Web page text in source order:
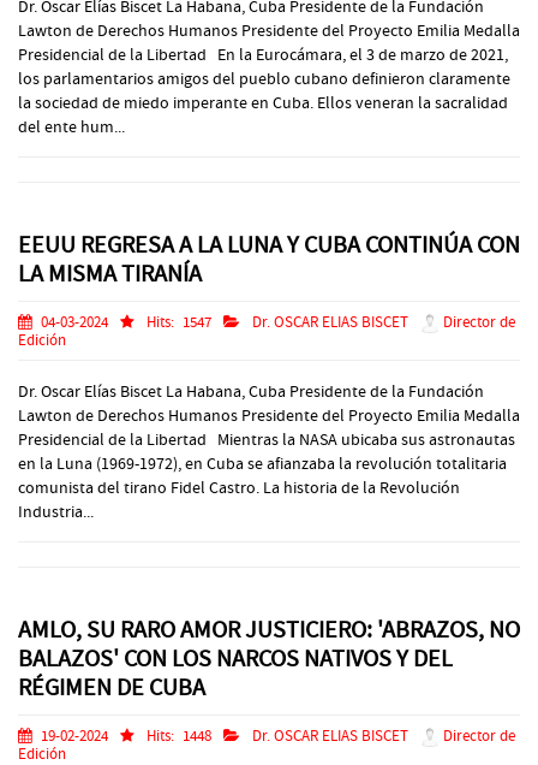
Dr. Oscar Elías Biscet La Habana, Cuba Presidente de la Fundación
Lawton de Derechos Humanos Presidente del Proyecto Emilia Medalla
Presidencial de la Libertad En la Eurocámara, el 3 de marzo de 2021,
los parlamentarios amigos del pueblo cubano definieron claramente
la sociedad de miedo imperante en Cuba. Ellos veneran la sacralidad
del ente hum...
EEUU REGRESA A LA LUNA Y CUBA CONTINÚA CON
LA MISMA TIRANÍA
04-03-2024 Hits: 1547 Dr. OSCAR ELIAS BISCET
Director de
Edición
Dr. Oscar Elías Biscet La Habana, Cuba Presidente de la Fundación
Lawton de Derechos Humanos Presidente del Proyecto Emilia Medalla
Presidencial de la Libertad Mientras la NASA ubicaba sus astronautas
en la Luna (1969-1972), en Cuba se afianzaba la revolución totalitaria
comunista del tirano Fidel Castro. La historia de la Revolución
Industria...
AMLO, SU RARO AMOR JUSTICIERO: 'ABRAZOS, NO
BALAZOS' CON LOS NARCOS NATIVOS Y DEL
RÉGIMEN DE CUBA
19-02-2024 Hits: 1448 Dr. OSCAR ELIAS BISCET
Director de
Edición